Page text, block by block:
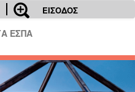
ΕΙΣΟΔΟΣ
ΕΣΠΑ